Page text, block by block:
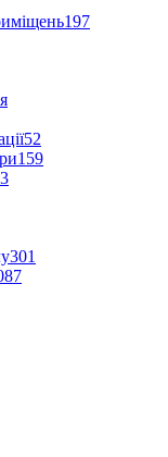
197
52
159
301